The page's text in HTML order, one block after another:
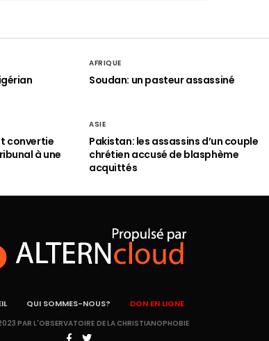
AFRIQUE
Soudan: un pasteur assassiné
convertie
à une
ASIE
Pakistan: les assassins d’un couple
chrétien accusé de blasphème
acquittés
QUI SOMMES-NOUS? DON EN LIGNE
PAR L'OBSERVATOIRE DE LA CHRISTIANOPHOBIE